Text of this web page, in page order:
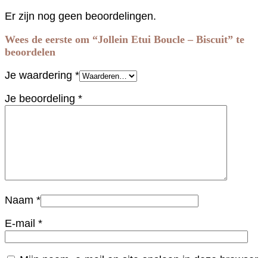
Er zijn nog geen beoordelingen.
Wees de eerste om “Jollein Etui Boucle – Biscuit” te
beoordelen
Je waardering *
Je beoordeling *
Naam *
E-mail *